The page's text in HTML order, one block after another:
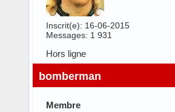
Inscrit(e): 16-06-2015
Messages: 1 931
Hors ligne
bomberman
Membre